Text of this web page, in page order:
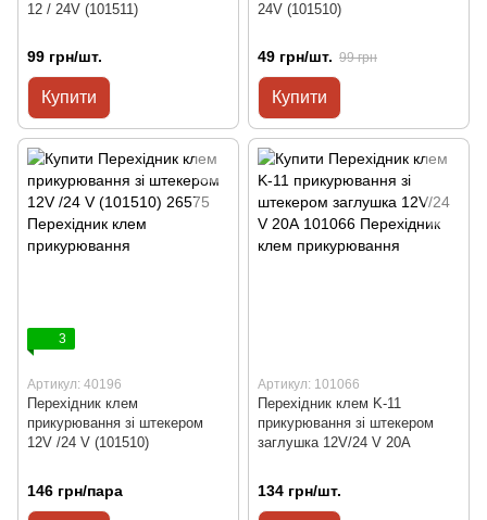
12 / 24V (101511)
99 грн/шт.
Купити
24V (101510)
49 грн/шт. 99 грн
Купити
3
Артикул: 40196
Перехідник клем
прикурювання зі штекером
12V /24 V (101510)
146 грн/пара
Артикул: 101066
Перехідник клем K-11
прикурювання зі штекером
заглушка 12V/24 V 20А
134 грн/шт.